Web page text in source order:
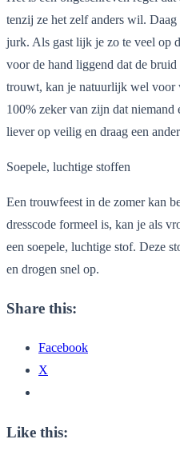
tenzij ze het zelf anders wil.
jurk. Als gast lijk je zo te veel op
voor de hand liggend dat de
trouwt, kan je natuurlijk wel voor
100% zeker van zijn dat niemand
liever op veilig en draag een
Soepele, luchtige stoffen
Een trouwfeest in de zomer kan
dresscode formeel is, kan je als
een soepele, luchtige stof. Deze
en drogen snel op.
Share this:
Facebook
X
Like this: